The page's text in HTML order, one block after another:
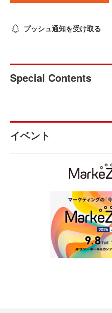
プッシュ通知を受け取る
Special Contents
イベント